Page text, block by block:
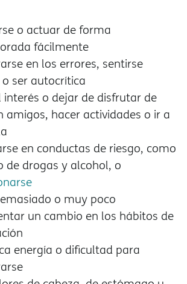
o actuar de forma
fácilmente
en los errores, sentirse
ser autocrítica
interés o dejar de disfrutar de
amigos, hacer actividades o ir a
en conductas de riesgo, como
de drogas y alcohol, o
o muy poco
un cambio en los hábitos de
energía o dificultad para